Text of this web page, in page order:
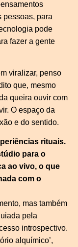
pessoas, para
pode
fazer a gente
viralizar, penso
que, mesmo
queira ouvir com
O espaço da
e do sentido.
rituais.
para o
ao vivo, o que
com o
mas também
pela
introspectivo.
alquímico’,